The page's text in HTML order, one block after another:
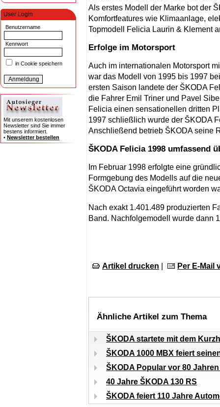
User Login
Benutzername
Kennwort
in Cookie speichern
Mit unserem kostenlosen
Newsletter sind Sie immer
bestens informiert.
• Newsletter bestellen
Als erstes Modell der Marke bot der
Komfortfeatures wie Klimaanlage,
Topmodell Felicia Laurin & Klement
Erfolge im Motorsport
Auch im internationalen Motorsport
war das Modell von 1995 bis 1997
ersten Saison landete der ŠKODA
die Fahrer Emil Triner und Pavel
Felicia einen sensationellen dritten
1997 schließlich wurde der ŠKODA
Anschließend betrieb ŠKODA seine
ŠKODA Felicia 1998 umfassend
Im Februar 1998 erfolgte eine
Formgebung des Modells auf die
ŠKODA Octavia eingeführt worden
Nach exakt 1.401.489 produzierten
Band. Nachfolgemodell wurde dann
Artikel drucken Per E-Mail
Ähnliche Artikel zum Thema
ŠKODA startete mit dem
ŠKODA 1000 MBX feiert
ŠKODA Popular vor 80
40 Jahre ŠKODA 130 RS
ŠKODA feiert 110 Jahre